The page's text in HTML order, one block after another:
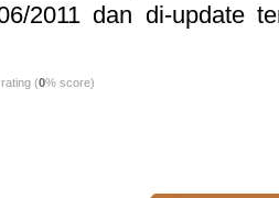
2011 dan di-update
(0% score)